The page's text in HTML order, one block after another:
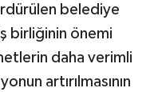
belediye
birliğinin önemi
daha verimli
artırılmasının